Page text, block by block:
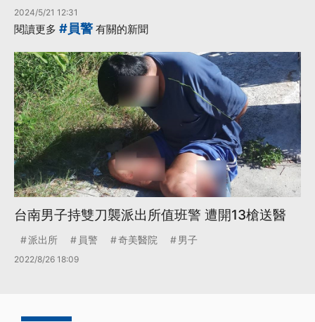
2024/5/21 12:31
閱讀更多 #員警 有關的新聞
台南男子持雙刀襲派出所值班警 遭開13槍送醫
派出所 員警 奇美醫院 男子
2022/8/26 18:09